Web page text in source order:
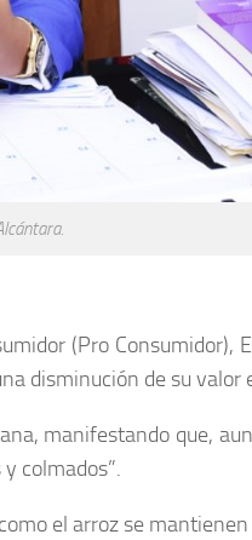
(Pro Consumidor),
disminución de su valor
manifestando que,
colmados”.
el arroz se